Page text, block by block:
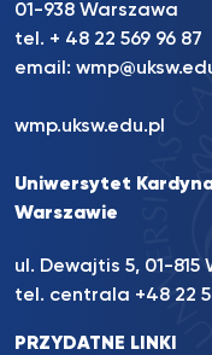
01-938 Warszawa
tel. + 48 22 569 96 87
email:
wmp.uksw.edu.pl
Uniwersytet
Warszawie
ul. Dewajtis 5, 01-815
tel. centrala +48 22
PRZYDATNE LINKI